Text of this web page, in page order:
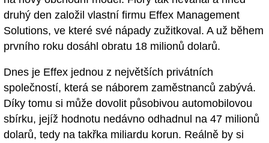
druhý den založil vlastní firmu Effex Management
Solutions, ve které své nápady zužitkoval. A už během
prvního roku dosáhl obratu 18 milionů dolarů.
Dnes je Effex jednou z největších privátních
společností, která se náborem zaměstnanců zabývá.
Díky tomu si může dovolit působivou automobilovou
sbírku, jejíž hodnotu nedávno odhadnul na 47 milionů
dolarů, tedy na takřka miliardu korun. Reálně by si